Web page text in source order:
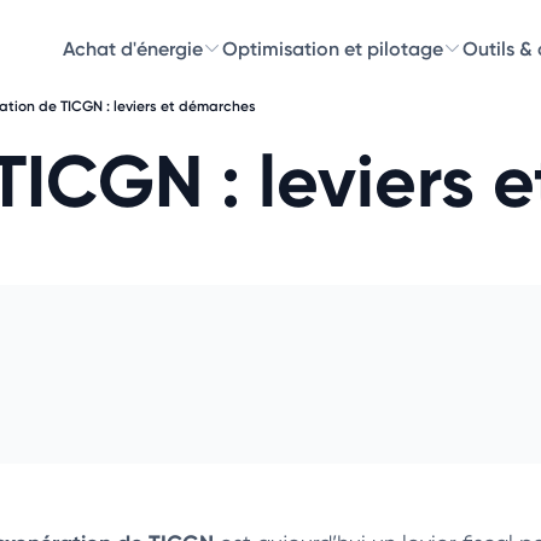
Achat d'énergie Optimisation et pilotage Outils &
de TICGN : leviers et démarches
: leviers
Choisissez les